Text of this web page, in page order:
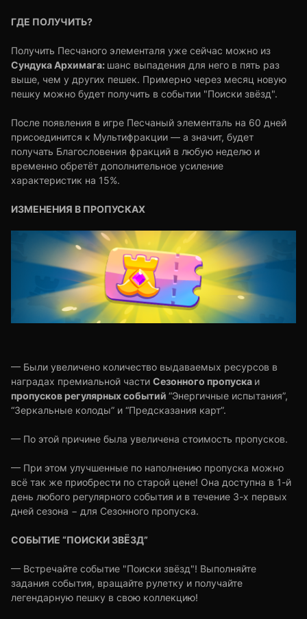
ГДЕ ПОЛУЧИТЬ?
Получить Песчаного элементаля уже сейчас можно из
Сундука Архимага: шанс выпадения для него в пять раз
выше, чем у других пешек. Примерно через месяц новую
пешку можно будет получить в событии "Поиски звёзд".
После появления в игре Песчаный элементаль на 60 дней
присоединится к Мультифракции — а значит, будет
получать Благословения фракций в любую неделю и
временно обретёт дополнительное усиление
характеристик на 15%.
ИЗМЕНЕНИЯ В ПРОПУСКАХ
— Были увеличено количество выдаваемых ресурсов в
наградах премиальной части Сезонного пропуска и
пропусков регулярных событий “Энергичные испытания”,
“Зеркальные колоды” и “Предсказания карт”.
— По этой причине была увеличена стоимость пропусков.
— При этом улучшенные по наполнению пропуска можно
всё так же приобрести по старой цене! Она доступна в 1-й
день любого регулярного события и в течение 3-х первых
дней сезона − для Сезонного пропуска.
СОБЫТИЕ “ПОИСКИ ЗВЁЗД”
— Встречайте событие "Поиски звёзд"! Выполняйте
задания события, вращайте рулетку и получайте
легендарную пешку в свою коллекцию!